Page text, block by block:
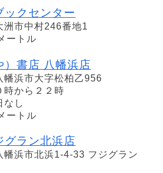
ックセンター
洲市中村246番地1
ートル
）書店 八幡浜店
幡浜市大字松柏乙956
時から２２時
なし
ートル
グラン北浜店
幡浜市北浜1-4-33 フジグラン